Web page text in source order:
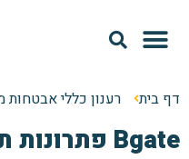
דף בית רענון כללי אבטחות
Bgate פתרונות תוכנה - ניוזלטרים